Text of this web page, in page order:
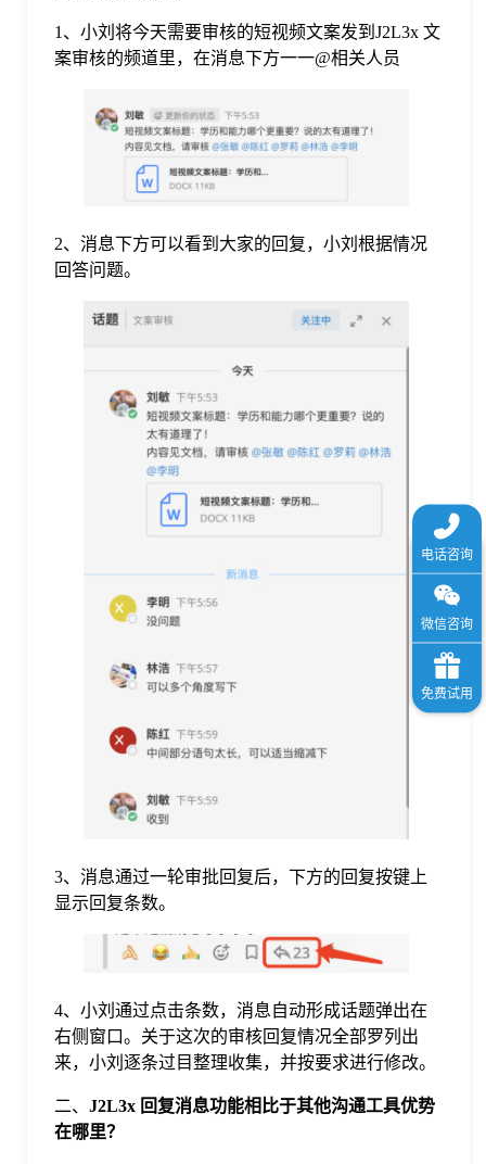
1、小刘将今天需要审核的短视频文案发到J2L3x 文
案审核的频道里，在消息下方一一@相关人员
2、消息下方可以看到大家的回复，小刘根据情况
回答问题。
3、消息通过一轮审批回复后，下方的回复按键上
显示回复条数。
4、小刘通过点击条数，消息自动形成话题弹出在
右侧窗口。关于这次的审核回复情况全部罗列出
来，小刘逐条过目整理收集，并按要求进行修改。
二、 J2L3x 回复消息功能相比于其他沟通工具优势
在哪里？